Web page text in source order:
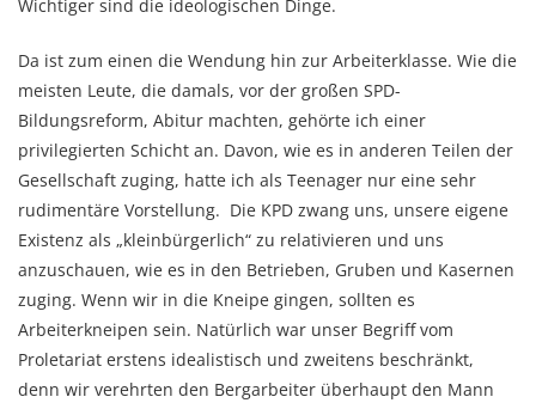
Wichtiger sind die ideologischen Dinge.
Da ist zum einen die Wendung hin zur Arbeiterklasse. Wie die
meisten Leute, die damals, vor der großen SPD-
Bildungsreform, Abitur machten, gehörte ich einer
privilegierten Schicht an. Davon, wie es in anderen Teilen der
Gesellschaft zuging, hatte ich als Teenager nur eine sehr
rudimentäre Vorstellung. Die KPD zwang uns, unsere eigene
Existenz als „kleinbürgerlich“ zu relativieren und uns
anzuschauen, wie es in den Betrieben, Gruben und Kasernen
zuging. Wenn wir in die Kneipe gingen, sollten es
Arbeiterkneipen sein. Natürlich war unser Begriff vom
Proletariat erstens idealistisch und zweitens beschränkt,
denn wir verehrten den Bergarbeiter überhaupt den Mann